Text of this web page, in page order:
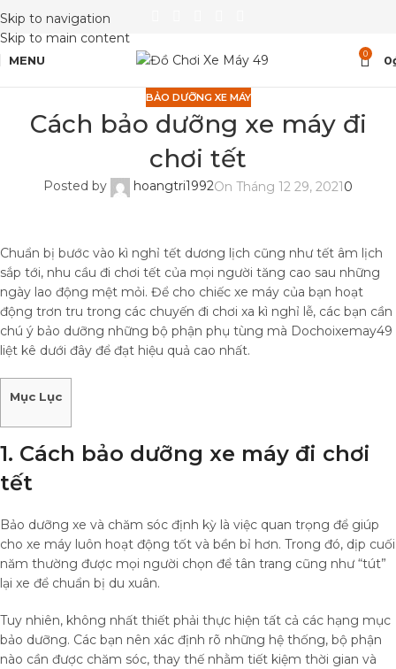
Skip to navigation
Skip to main content
MENU 0 0
BẢO DƯỠNG XE MÁY
Cách bảo dưỡng xe máy đi
chơi tết
Posted by hoangtri1992On Tháng 12 29, 20210
Chuẩn bị bước vào kì nghỉ tết dương lịch cũng như tết âm lịch
sắp tới, nhu cầu đi chơi tết của mọi người tăng cao sau những
ngày lao động mệt mỏi. Để cho chiếc xe máy của bạn hoạt
động trơn tru trong các chuyến đi chơi xa kì nghỉ lễ, các bạn cần
chú ý bảo dưỡng những bộ phận phụ tùng mà Dochoixemay49
liệt kê dưới đây để đạt hiệu quả cao nhất.
Mục Lục
1. Cách bảo dưỡng xe máy đi chơi
tết
Bảo dưỡng xe và chăm sóc định kỳ là việc quan trọng để giúp
cho xe máy luôn hoạt động tốt và bền bỉ hơn. Trong đó, dịp cuối
năm thường được mọi người chọn để tân trang cũng như “tút”
lại xe để chuẩn bị du xuân.
Tuy nhiên, không nhất thiết phải thực hiện tất cả các hạng mục
bảo dưỡng. Các bạn nên xác định rõ những hệ thống, bộ phận
nào cần được chăm sóc, thay thế nhằm tiết kiệm thời gian và